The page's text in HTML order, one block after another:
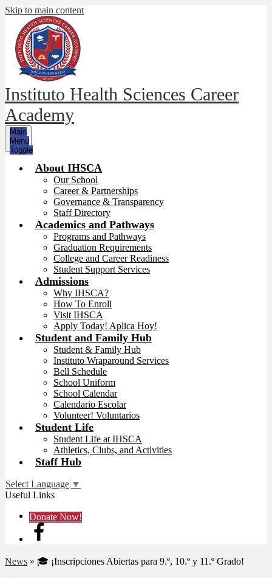
Skip to main content
Instituto Health Sciences Career
Academy
Main
Menu
Toggle
About IHSCA
Our School
Career & Partnerships
Governance & Transparency
Staff Directory
Academics and Pathways
Programs and Pathways
Graduation Requirements
College and Career Readiness
Student Support Services
Admissions
Why IHSCA?
How To Enroll
Visit IHSCA
Apply Today! Aplica Hoy!
Student and Family Hub
Student & Family Hub
Instituto Wraparound Services
Bell Schedule
School Uniform
School Calendar
Calendario Escolar
Volunteer! Voluntarios
Student Life
Student Life at IHSCA
Athletics, Clubs, and Activities
Staff Hub
Select Language ▼
Useful Links
Donate Now!
News » 🎓 ¡Inscripciones Abiertas para 9.º, 10.º y 11.º Grado!